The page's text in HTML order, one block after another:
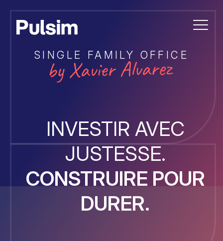
SINGLE FAMILY OFFICE
INVESTIR AVEC
JUSTESSE.
CONSTRUIRE POUR
DURER.